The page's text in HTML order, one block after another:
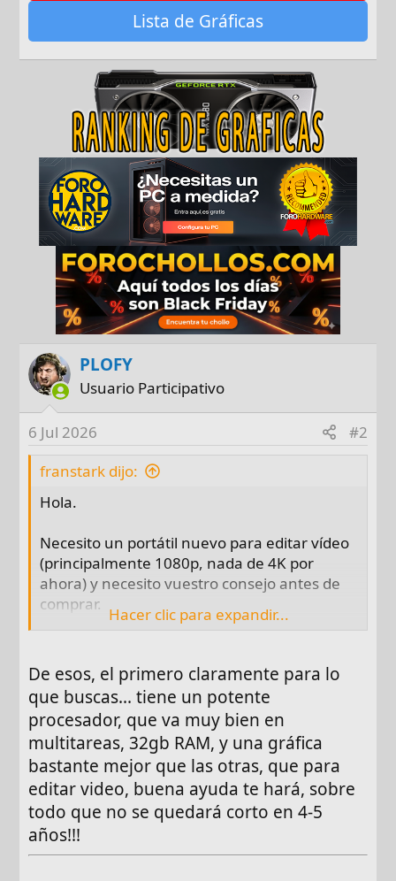
Lista de Gráficas
PLOFY
Usuario Participativo
6 Jul 2026
#2
franstark dijo:
Hola.
Necesito un portátil nuevo para editar vídeo
(principalmente 1080p, nada de 4K por
ahora) y necesito vuestro consejo antes de
comprar.
Edición de vídeo en 1080p (no creo que
necesite 4k por ahora)
Programas tipo DaVinci Resolve o Filmora
Streaming en YouTube/Twitch en directo
Puede que algún videojuego alguna vez,
pero hace bastante que no he jugado
Lo que busco:
Hacer clic para expandir...
De esos, el primero claramente para lo
que buscas... tiene un potente
procesador, que va muy bien en
multitareas, 32gb RAM, y una gráfica
bastante mejor que las otras, que para
editar video, buena ayuda te hará, sobre
todo que no se quedará corto en 4-5
años!!!